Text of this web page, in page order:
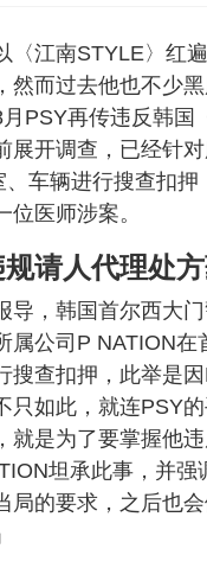
〈江南STYLE〉红
然而过去他也不少
PSY再传违反韩国
展开调查，已经针
、车辆进行搜查扣押
位医师涉案。
请人代理处
导，韩国首尔西大
属公司P NATION在
搜查扣押，此举是
只如此，就连PSY
就是为了要掌握他
坦承此事，并强
局的要求，之后也